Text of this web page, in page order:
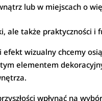
lub w miejscach o
ale także praktyczności i
wizualny chcemy
elementem
wpłynąć na